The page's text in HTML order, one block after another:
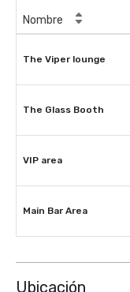
Nombre
The Viper lounge
The Glass Booth
VIP area
Main Bar Area
Ubicación